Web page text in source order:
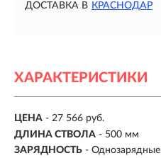
ДОСТАВКА В КРАСНОДАР
ХАРАКТЕРИСТИКИ
ЦЕНА - 27 566 руб.
ДЛИНА СТВОЛА - 500 мм
ЗАРЯДНОСТЬ - Однозарядные